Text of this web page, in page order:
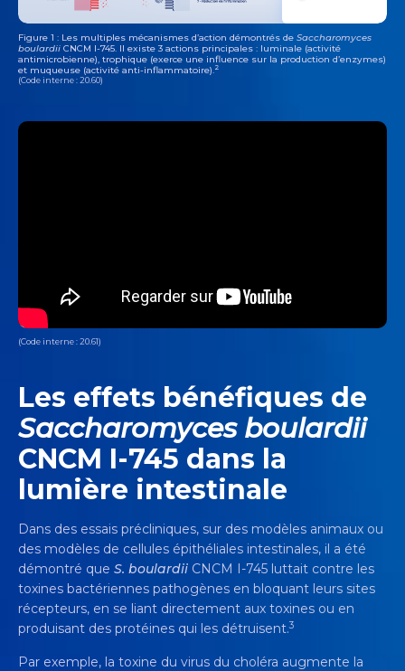
Figure 1 : Les multiples mécanismes d’action démontrés de Saccharomyces
boulardii CNCM I-745. Il existe 3 actions principales : luminale (activité
antimicrobienne), trophique (exerce une influence sur la production d’enzymes)
et muqueuse (activité anti-inflammatoire). 2
(Code interne : 20.60)
(Code interne : 20.61)
Les effets bénéfiques de
Saccharomyces boulardii
CNCM I-745 dans la
lumière intestinale
Dans des essais précliniques, sur des modèles animaux ou
des modèles de cellules épithéliales intestinales, il a été
démontré que S. boulardii CNCM I-745 luttait contre les
toxines bactériennes pathogènes en bloquant leurs sites
récepteurs, en se liant directement aux toxines ou en
produisant des protéines qui les détruisent.3
Par exemple, la toxine du virus du choléra augmente la